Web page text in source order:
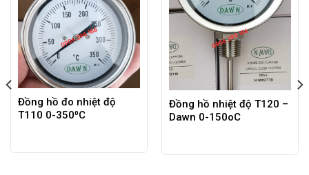
Đồng hồ đo nhiệt độ
T110 0-350⁰C
Đồng hồ nhiệt độ T120 –
Dawn 0-150oC